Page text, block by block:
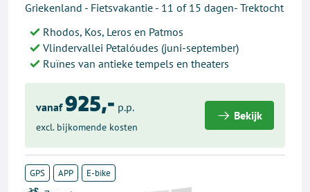
Griekenland - Fietsvakantie - 11 of 15 dagen- Trektocht
Rhodos, Kos, Leros en Patmos
Vlindervallei Petalóudes (juni-september)
Ruïnes van antieke tempels en theaters
vanaf 925,- p.p.
excl. bijkomende kosten
Bekijk
GPS APP E-bike